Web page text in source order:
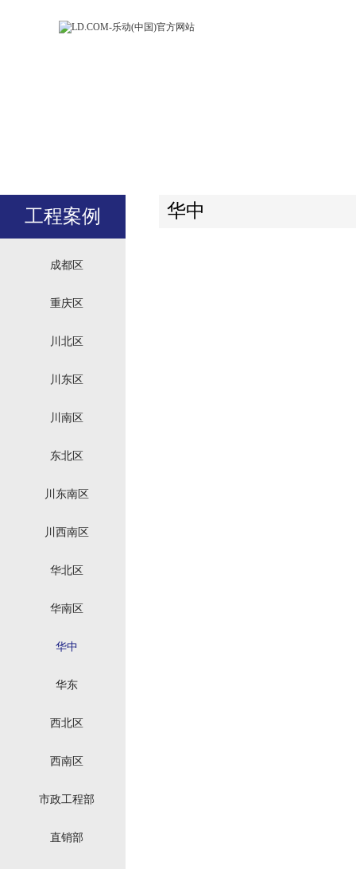
工程案例
成都区
重庆区
川北区
川东区
川南区
东北区
川东南区
川西南区
华北区
华南区
华中
华东
西北区
西南区
市政工程部
直销部
华中